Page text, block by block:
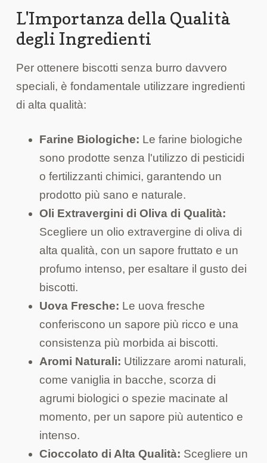
L'Importanza della Qualità
degli Ingredienti
Per ottenere biscotti senza burro davvero
speciali, è fondamentale utilizzare ingredienti
di alta qualità:
Farine Biologiche: Le farine biologiche
sono prodotte senza l'utilizzo di pesticidi
o fertilizzanti chimici, garantendo un
prodotto più sano e naturale.
Oli Extravergini di Oliva di Qualità:
Scegliere un olio extravergine di oliva di
alta qualità, con un sapore fruttato e un
profumo intenso, per esaltare il gusto dei
biscotti.
Uova Fresche: Le uova fresche
conferiscono un sapore più ricco e una
consistenza più morbida ai biscotti.
Aromi Naturali: Utilizzare aromi naturali,
come vaniglia in bacche, scorza di
agrumi biologici o spezie macinate al
momento, per un sapore più autentico e
intenso.
Cioccolato di Alta Qualità: Scegliere un